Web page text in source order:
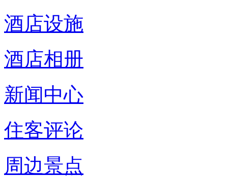
酒店设施
酒店相册
新闻中心
住客评论
周边景点